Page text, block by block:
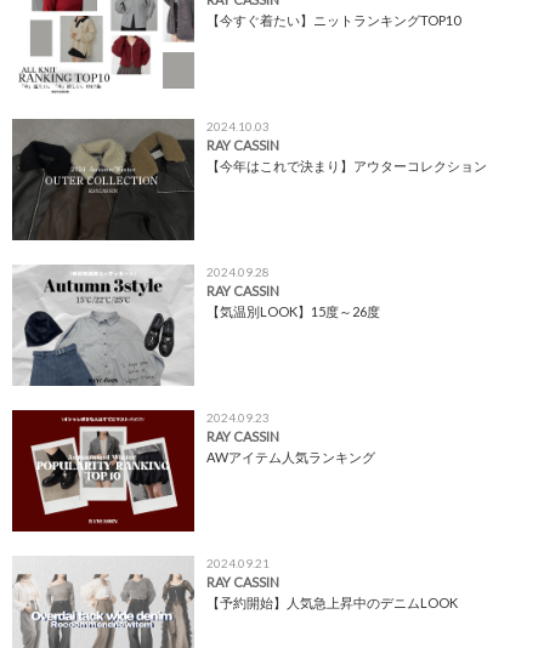
【今すぐ着たい】ニットランキングTOP10
2024.10.03
RAY CASSIN
【今年はこれで決まり】アウターコレクション
2024.09.28
RAY CASSIN
【気温別LOOK】15度～26度
2024.09.23
RAY CASSIN
AWアイテム人気ランキング
2024.09.21
RAY CASSIN
【予約開始】人気急上昇中のデニムLOOK